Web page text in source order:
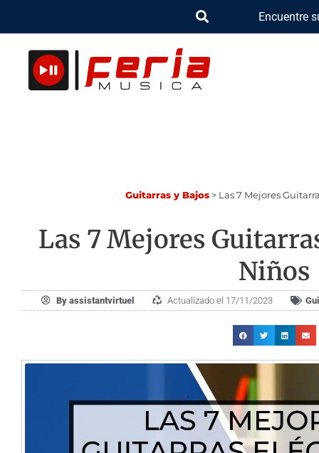
Encuentre
Guitarras y Bajos > Las 7 Mejores
Las 7 Mejores
Niños
By assistantvirtuel Actualizado el 17/11/2023